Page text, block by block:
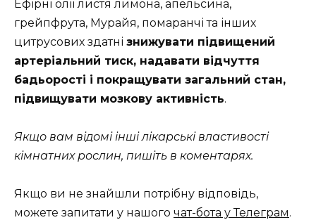
Ефірні олії листя лимона, апельсина,
грейпфрута, Мурайя, помаранчі та інших
цитрусових здатні знижувати підвищений
артеріальний тиск, надавати відчуття
бадьорості і покращувати загальний стан,
підвищувати мозкову активність.
Якщо вам відомі інші лікарські властивості
кімнатних рослин, пишіть в коментарях.
Якщо ви не знайшли потрібну відповідь,
можете запитати у нашого чат-бота у Телеграм.